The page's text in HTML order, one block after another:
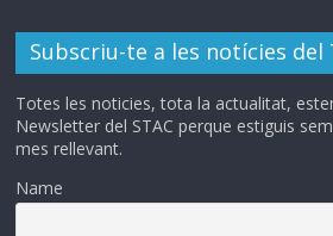
Subscriu-te a les notícies del
Totes les noticies, tota la actualitat,
Newsletter del STAC perque estiguis
mes rellevant.
Name